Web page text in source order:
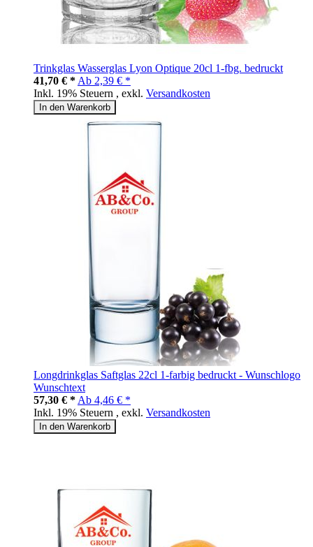
Trinkglas Wasserglas Lyon Optique 20cl 1-fbg. bedruckt
41,70 € * Ab 2,39 € *
Inkl. 19% Steuern , exkl. Versandkosten
In den Warenkorb
Longdrinkglas Saftglas 22cl 1-farbig bedruckt - Wunschlogo
Wunschtext
57,30 € * Ab 4,46 € *
Inkl. 19% Steuern , exkl. Versandkosten
In den Warenkorb